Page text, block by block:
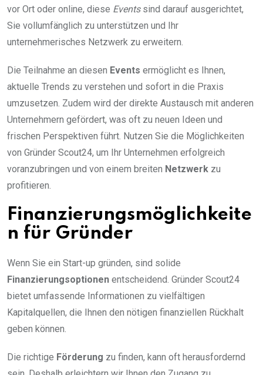
vor Ort oder online, diese Eventssind darauf ausgerichtet,
Sie vollumfänglich zu unterstützen und Ihr
unternehmerisches Netzwerk zu erweitern.
Die Teilnahme an diesen Events ermöglicht es Ihnen,
aktuelle Trends zu verstehen und sofort in die Praxis
umzusetzen. Zudem wird der direkte Austausch mit anderen
Unternehmern gefördert, was oft zu neuen Ideen und
frischen Perspektiven führt. Nutzen Sie die Möglichkeiten
von Gründer Scout24, um Ihr Unternehmen erfolgreich
voranzubringen und von einem breiten Netzwerk zu
profitieren.
Finanzierungsmöglichkeite
n für Gründer
Wenn Sie ein Start-up gründen, sind solide
Finanzierungsoptionen entscheidend. Gründer Scout24
bietet umfassende Informationen zu vielfältigen
Kapitalquellen, die Ihnen den nötigen finanziellen Rückhalt
geben können.
Die richtige Förderung zu finden, kann oft herausfordernd